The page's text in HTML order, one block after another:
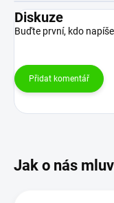
Diskuze
Buďte první, kdo
Přidat komentář